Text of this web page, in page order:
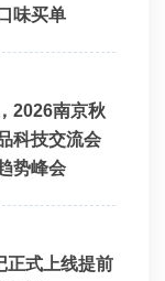
味买单
2026南京秋
科技交流会
势峰会
正式上线提前